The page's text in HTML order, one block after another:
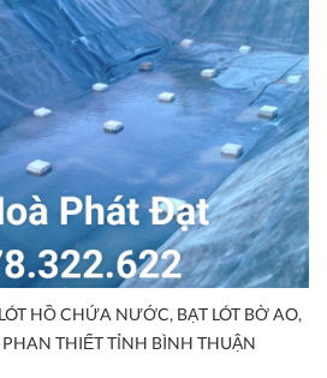
HỒ CHỨA NƯỚC, BẠT LÓT BỜ AO,
PHAN THIẾT TỈNH BÌNH THUẬN